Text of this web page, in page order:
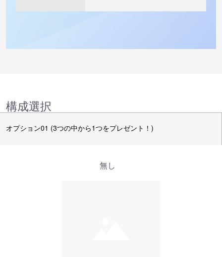
構成選択
オプション01 (3つの中から1つをプレゼント！)
無し